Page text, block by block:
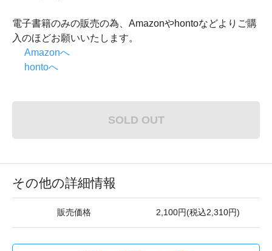
電子書籍のみの販売の為、Amazonやhontoなどよりご購
入のほどお願いいたします。
Amazonへ
hontoへ
SOLD OUT
その他の詳細情報
販売価格 2,100円(税込2,310円)